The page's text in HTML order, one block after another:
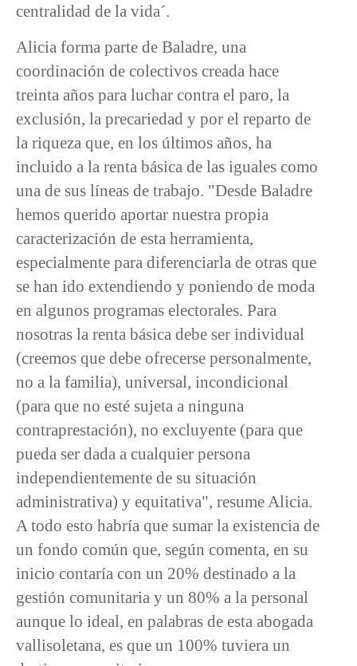
centralidad de la vida´.
Alicia forma parte de Baladre, una
coordinación de colectivos creada hace
treinta años para luchar contra el paro, la
exclusión, la precariedad y por el reparto de
la riqueza que, en los últimos años, ha
incluido a la renta básica de las iguales como
una de sus líneas de trabajo. "Desde Baladre
hemos querido aportar nuestra propia
caracterización de esta herramienta,
especialmente para diferenciarla de otras que
se han ido extendiendo y poniendo de moda
en algunos programas electorales. Para
nosotras la renta básica debe ser individual
(creemos que debe ofrecerse personalmente,
no a la familia), universal, incondicional
(para que no esté sujeta a ninguna
contraprestación), no excluyente (para que
pueda ser dada a cualquier persona
independientemente de su situación
administrativa) y equitativa", resume Alicia.
A todo esto habría que sumar la existencia de
un fondo común que, según comenta, en su
inicio contaría con un 20% destinado a la
gestión comunitaria y un 80% a la personal
aunque lo ideal, en palabras de esta abogada
vallisoletana, es que un 100% tuviera un